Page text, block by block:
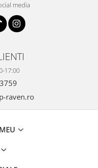
media
17:00
raven.ro